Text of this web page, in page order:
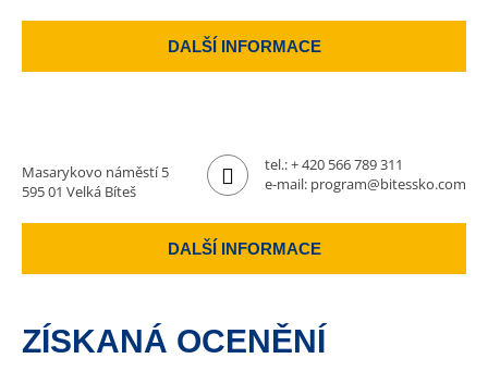
DALŠÍ INFORMACE
Masarykovo náměstí 5
595 01 Velká Bíteš
tel.:+ 420 566 789 311
e-mail: program@bitessko.com
DALŠÍ INFORMACE
ZÍSKANÁ OCENĚNÍ